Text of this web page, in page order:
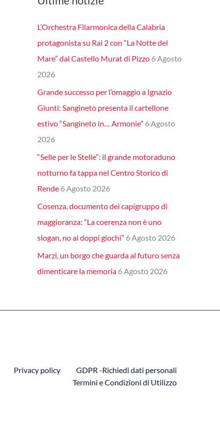
L’Orchestra Filarmonica della Calabria
protagonista su Rai 2 con “La Notte del
Mare” dal Castello Murat di Pizzo 6 Agosto
2026
Grande successo per l’omaggio a Ignazio
Giunti: Sangineto presenta il cartellone
estivo “Sangineto in… Armonie” 6 Agosto
2026
“Selle per le Stelle”: il grande motoraduno
notturno fa tappa nel Centro Storico di
Rende 6 Agosto 2026
Cosenza, documento dei capigruppo di
maggioranza: “La coerenza non è uno
slogan, no ai doppi giochi” 6 Agosto 2026
Marzi, un borgo che guarda al futuro senza
dimenticare la memoria 6 Agosto 2026
Privacy policy
GDPR -Richiedi dati personali
Termini e Condizioni di Utilizzo